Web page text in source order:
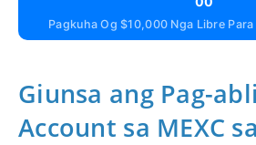
Pagkuha Og $10,000 Nga Libre
Giunsa ang Pag-
Account sa MEXC